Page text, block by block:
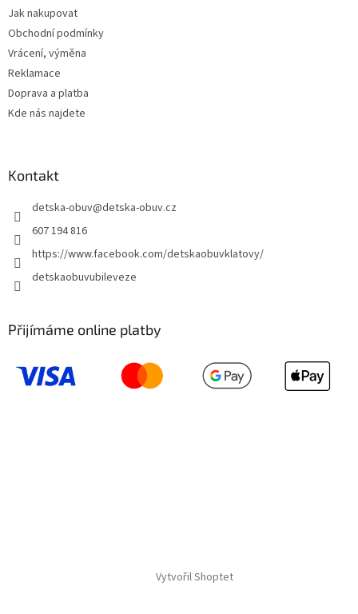
Jak nakupovat
Obchodní podmínky
Vrácení, výměna
Reklamace
Doprava a platba
Kde nás najdete
Kontakt
detska-obuv@detska-obuv.cz
607 194 816
https://www.facebook.com/detskaobuvklatovy/
detskaobuvubileveze
Přijímáme online platby
Vytvořil Shoptet